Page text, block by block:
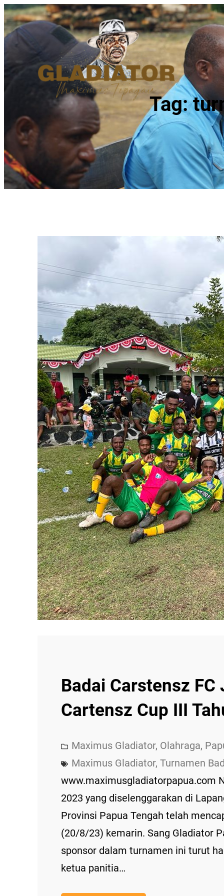
Tag:
Badai Carstensz
Cartensz Cup III
Maximus Gladiator, Olahraga,
Maximus Gladiator, Turnamen
www.maximusgladiatorpapua.com
2023 yang diselenggarakan di
Provinsi Papua Tengah telah
(20/8/23) kemarin. Sang Gladiator
sponsor dalam turnamen ini turut
ketua panitia…